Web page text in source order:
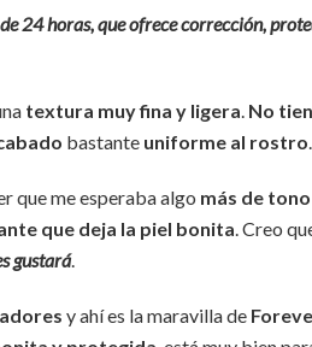
24 horas, que ofrece corrección,
textura muy fina y ligera. No
bastante uniforme al rostro.
que me esperaba algo más de tono
que deja la piel bonita. Creo
gustará.
y ahí es la maravilla de